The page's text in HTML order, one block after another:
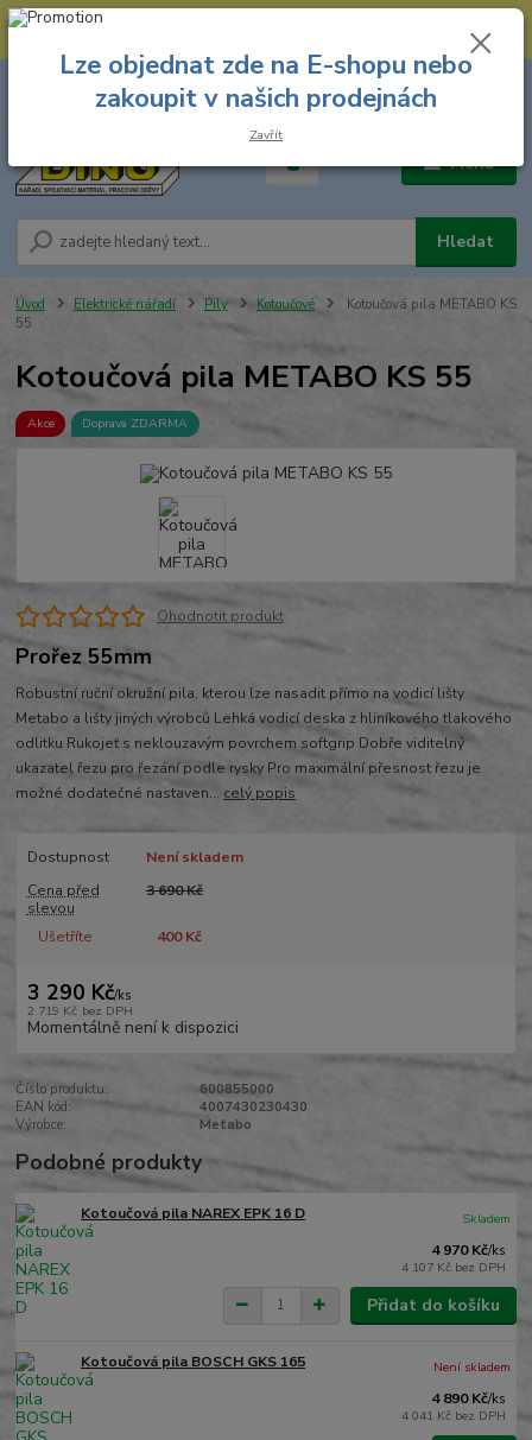
--- Spojovací materiál: 774 431 045 --- Prodejna nářadí: 731 449 423 --
Menu
Hledat
8.00 hod. - 16.00 hod.
za
Úvod Elektrické nářadí Pily Kotoučové
Kotoučová pila METABO KS
55
Kotoučová pila METABO KS 55
Akce Doprava ZDARMA
Ohodnotit produkt
Prořez 55mm
Robustní ruční okružní pila, kterou lze nasadit přímo na vodicí lišty
Metabo a lišty jiných výrobců Lehká vodicí deska z hliníkového tlakového
odlitku Rukojeť s neklouzavým povrchem softgrip Dobře viditelný
ukazatel řezu pro řezání podle rysky Pro maximální přesnost řezu je
možné dodatečné nastaven... celý popis
Dostupnost
Není skladem
Cena před
slevou
3 690 Kč
Ušetříte 400 Kč
3 290 Kč/ks
2 719 Kč bez DPH
Momentálně není k dispozici
Číslo produktu:
600855000
EAN kód:
4007430230430
Výrobce:
Metabo
Podobné produkty
Kotoučová pila NAREX EPK 16 D
4 970 Kč/ks
4 107 Kč bez DPH
Skladem
Přidat do košíku
Kotoučová pila BOSCH GKS 165
4 890 Kč/ks
4 041 Kč bez DPH
Není skladem
Lze objednat zde na E-shopu nebo
zakoupit v našich prodejnách
Zavřít